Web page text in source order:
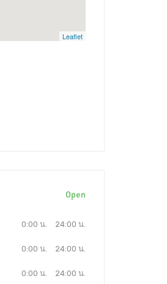
Leaflet
Open
0:00 น. 24:00 น.
0:00 น. 24:00 น.
0:00 น. 24:00 น.